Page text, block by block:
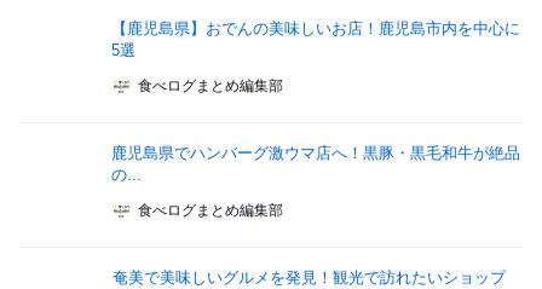
【鹿児島県】おでんの美味しいお店！鹿児島市内を中心に
5選
食べログまとめ編集部
鹿児島県でハンバーグ激ウマ店へ！黒豚・黒毛和牛が絶品
の...
食べログまとめ編集部
奄美で美味しいグルメを発見！観光で訪れたいショップ